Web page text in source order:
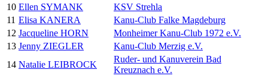
10 Ellen SYMANK
KSV Strehla
11 Elisa KANERA
Kanu-Club Falke Magdeburg
12 Jacqueline HORN
Monheimer Kanu-Club 1972 e.V.
13 Jenny ZIEGLER
Kanu-Club Merzig e.V.
14 Natalie LEIBROCK
Ruder- und Kanuverein Bad
Kreuznach e.V.